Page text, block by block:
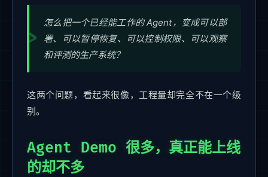
怎么把一个已经能工作的 Agent，变成可以部
署、可以暂停恢复、可以控制权限、可以观察
和评测的生产系统？
这两个问题，看起来很像，工程量却完全不在一个级
别。
Agent Demo 很多，真正能上线
的却不多